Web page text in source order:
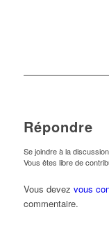
Répondre
Se joindre à la
Vous êtes libre de
Vous devez vous
commentaire.